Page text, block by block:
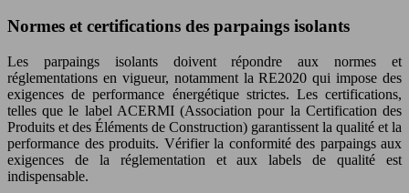
Normes et certifications des parpaings isolants
Les parpaings isolants doivent répondre aux normes et
réglementations en vigueur, notamment la RE2020 qui impose des
exigences de performance énergétique strictes. Les certifications,
telles que le label ACERMI (Association pour la Certification des
Produits et des Éléments de Construction) garantissent la qualité et la
performance des produits. Vérifier la conformité des parpaings aux
exigences de la réglementation et aux labels de qualité est
indispensable.